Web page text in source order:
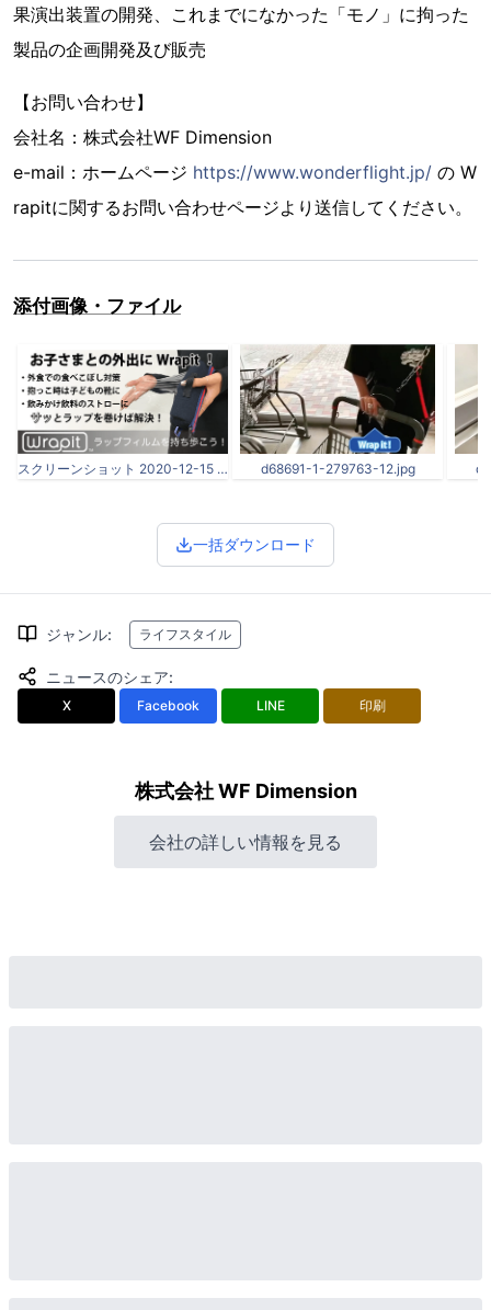
果演出装置の開発、これまでになかった「モノ」に拘った
製品の企画開発及び販売
【お問い合わせ】
会社名：株式会社WF Dimension
e-mail：ホームページ https://www.wonderflight.jp/ の W
rapitに関するお問い合わせページより送信してください。
添付画像・ファイル
スクリーンショット 2020-12-15 16.31.44.png d68691-1-279763-12.jpg
一括ダウンロード
ジャンル: ライフスタイル
ニュースのシェア:
X Facebook LINE 印刷
株式会社 WF Dimension
会社の詳しい情報を見る